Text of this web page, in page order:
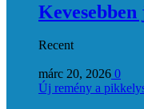
Recent
márc 20, 2026 0
Új remény a